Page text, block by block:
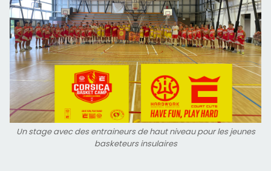
Un stage avec des entraineurs de haut niveau pour les jeunes
basketeurs insulaires